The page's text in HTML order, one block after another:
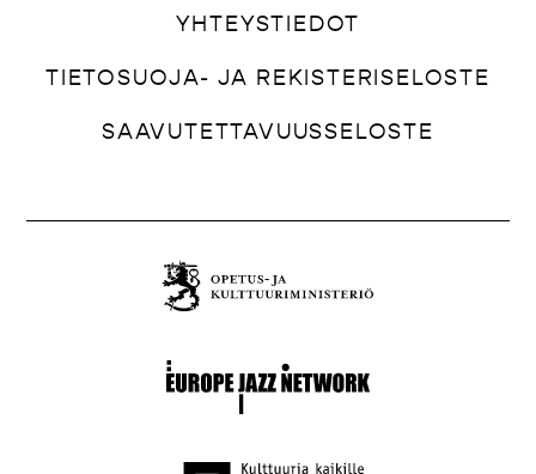
YHTEYSTIEDOT
TIETOSUOJA- JA REKISTERISELOSTE
SAAVUTETTAVUUSSELOSTE